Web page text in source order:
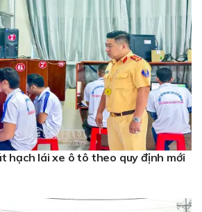
hạch lái xe ô tô theo quy định mới